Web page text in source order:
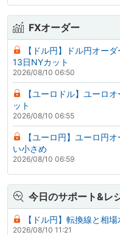
FXオーダー
【ドル円】ドル円オー
13日NYカット
2026/08/10 06:50
【ユーロドル】ユーロ
ット
2026/08/10 06:55
【ユーロ円】ユーロ円
い小さめ
2026/08/10 06:59
今日のサポート&レ
【ドル円】転換線と相
2026/08/10 11:21